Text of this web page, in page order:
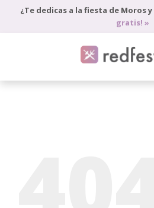
¿Te dedicas a la fiesta de Moros
gratis! »